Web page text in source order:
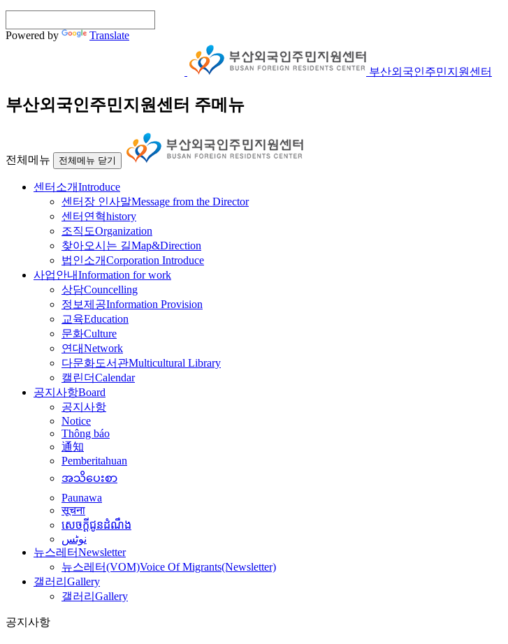
Powered by Translate
부산외국인주민지원센터
부산외국인주민지원센터 주메뉴
전체메뉴 전체메뉴 닫기
센터소개Introduce
센터장 인사말Message from the Director
센터연혁history
조직도Organization
찾아오시는 길Map&Direction
법인소개Corporation Introduce
사업안내Information for work
상담Councelling
정보제공Information Provision
교육Education
문화Culture
연대Network
다문화도서관Multicultural Library
캘린더Calendar
공지사항Board
공지사항
Notice
Thông báo
通知
Pemberitahuan
အသိပေးစာ
Paunawa
सूचना
សេចក្តីជូនដំណឹង
نوٹس
뉴스레터Newsletter
뉴스레터(VOM)Voice Of Migrants(Newsletter)
갤러리 Gallery
갤러리 Gallery
공지사항